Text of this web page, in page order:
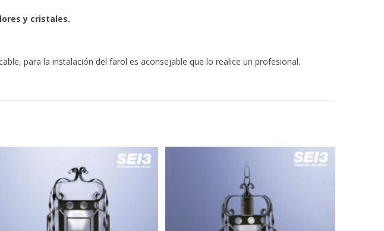
y cristales.
para la instalación del farol es aconsejable que lo realice un profesional.